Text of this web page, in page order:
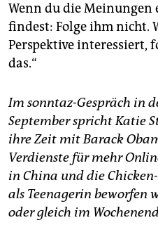
Wenn du die Meinungen
findest: Folge ihm nicht.
Perspektive interessiert,
das.“
Im sonntaz-Gespräch in
September spricht Katie
ihre Zeit mit Barack
Verdienste für mehr
in China und die
als Teenagerin beworfen
oder gleich im